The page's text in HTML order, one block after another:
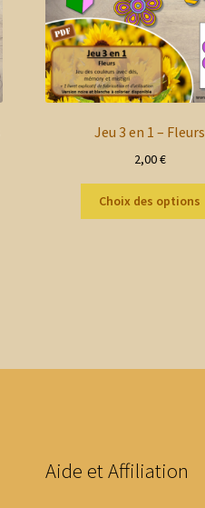
Jeu 3 en 1 – Fleurs
2,00€
Choix des options
Aide et Affiliation